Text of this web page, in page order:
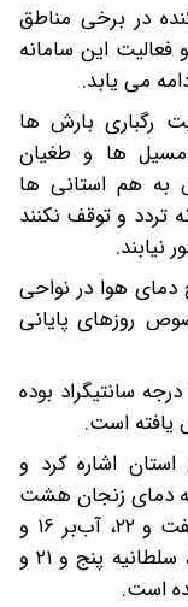
در برخی مناطق
این سامانه
می یابد.
رگباری بارش ها
مسیل ها و طغیان
به هم استانی ها
تردد و توقف نکنند
نیابند.
دمای هوا در نواحی
روزهای پایانی
سلطانی افزود: دمای فعلی شهر زنجان ۱۴ درجه سانتیگراد بوده
یافته است.
اشاره کرد و
دمای زنجان هشت
و ۲۳ درجه، خرمدره هشت و ۲۲، ابهر هفت و ۲۲، آب‌بر ۱۶ و
۲۸، قیدار هشت و ۲۱، ماهنشان ۱۴ و ۲۸، سلطانیه پنج و ۲۱ و